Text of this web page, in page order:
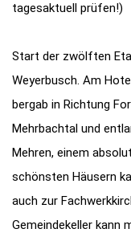
tagesaktuell prüfen!)
Start der zwölften
Weyerbusch. Am
bergab in Richtung
Mehrbachtal und
Mehren, einem
schönsten Häusern
auch zur
Gemeindekeller kann